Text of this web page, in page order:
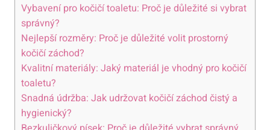
Vybavení pro kočičí toaletu: Proč je důležité si vybrat
správný?
Nejlepší rozměry: Proč je důležité volit prostorný
kočičí záchod?
Kvalitní materiály: Jaký materiál je vhodný pro kočičí
toaletu?
Snadná údržba: Jak udržovat kočičí záchod čistý a
hygienický?